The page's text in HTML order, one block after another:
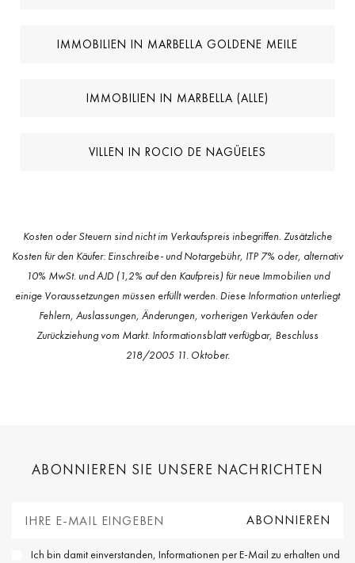
IMMOBILIEN IN MARBELLA GOLDENE MEILE
IMMOBILIEN IN MARBELLA (ALLE)
VILLEN IN ROCIO DE NAGÜELES
Kosten oder Steuern sind nicht im Verkaufspreis inbegriffen. Zusätzliche
Kosten für den Käufer: Einschreibe- und Notargebühr, ITP 7% oder, alternativ
10% MwSt. und AJD (1,2% auf den Kaufpreis) für neue Immobilien und
einige Voraussetzungen müssen erfüllt werden. Diese Information unterliegt
Fehlern, Auslassungen, Änderungen, vorherigen Verkäufen oder
Zurückziehung vom Markt. Informationsblatt verfügbar, Beschluss
218/2005 11. Oktober.
ABONNIEREN SIE UNSERE NACHRICHTEN
Ich bin damit einverstanden, Informationen per E-Mail zu erhalten und